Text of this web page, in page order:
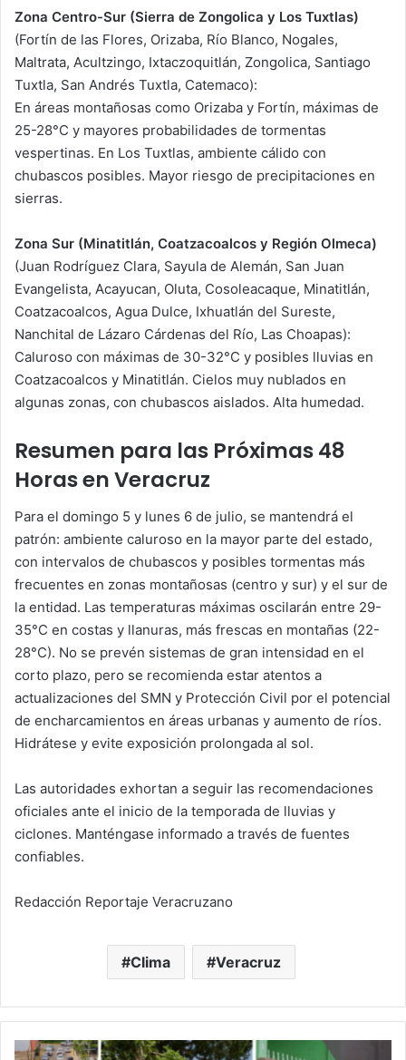
Zona Centro-Sur (Sierra de Zongolica y Los Tuxtlas)
(Fortín de las Flores, Orizaba, Río Blanco, Nogales,
Maltrata, Acultzingo, Ixtaczoquitlán, Zongolica, Santiago
Tuxtla, San Andrés Tuxtla, Catemaco):
En áreas montañosas como Orizaba y Fortín, máximas de
25-28°C y mayores probabilidades de tormentas
vespertinas. En Los Tuxtlas, ambiente cálido con
chubascos posibles. Mayor riesgo de precipitaciones en
sierras.
Zona Sur (Minatitlán, Coatzacoalcos y Región Olmeca)
(Juan Rodríguez Clara, Sayula de Alemán, San Juan
Evangelista, Acayucan, Oluta, Cosoleacaque, Minatitlán,
Coatzacoalcos, Agua Dulce, Ixhuatlán del Sureste,
Nanchital de Lázaro Cárdenas del Río, Las Choapas):
Caluroso con máximas de 30-32°C y posibles lluvias en
Coatzacoalcos y Minatitlán. Cielos muy nublados en
algunas zonas, con chubascos aislados. Alta humedad.
Resumen para las Próximas 48
Horas en Veracruz
Para el domingo 5 y lunes 6 de julio, se mantendrá el
patrón: ambiente caluroso en la mayor parte del estado,
con intervalos de chubascos y posibles tormentas más
frecuentes en zonas montañosas (centro y sur) y el sur de
la entidad. Las temperaturas máximas oscilarán entre 29-
35°C en costas y llanuras, más frescas en montañas (22-
28°C). No se prevén sistemas de gran intensidad en el
corto plazo, pero se recomienda estar atentos a
actualizaciones del SMN y Protección Civil por el potencial
de encharcamientos en áreas urbanas y aumento de ríos.
Hidrátese y evite exposición prolongada al sol.
Las autoridades exhortan a seguir las recomendaciones
oficiales ante el inicio de la temporada de lluvias y
ciclones. Manténgase informado a través de fuentes
confiables.
Redacción Reportaje Veracruzano
Clima Veracruz
Poza